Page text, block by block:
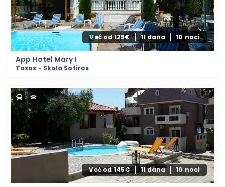
Već od 125€ 11 dana 10 noci
App Hotel Mary I
Tasos - Skala Sotiros
Već od 145€ 11 dana 10 noci